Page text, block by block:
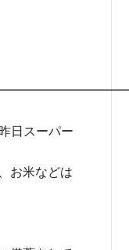
日スーパー
お米などは